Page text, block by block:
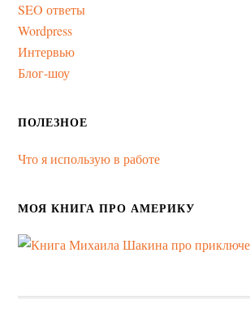
SEO ответы
Wordpress
Интервью
Блог-шоу
ПОЛЕЗНОЕ
Что я использую в работе
МОЯ КНИГА ПРО АМЕРИКУ